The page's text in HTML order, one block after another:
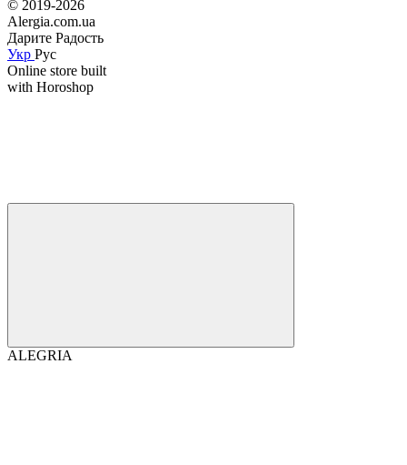
© 2019-2026
Alergia.com.ua
Дарите Радость
Укр Рус
Online store built
with Horoshop
ALEGRIA